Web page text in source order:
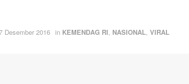
Desember 2016 in KEMENDAG RI, NASIONAL, VIRAL